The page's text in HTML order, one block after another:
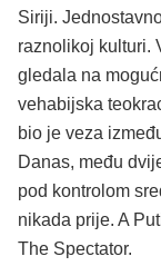
Siriji.
raznolikoj kulturi.
gledala na
vehabijska
bio je veza
Danas, među
pod kontrolom
nikada prije. A
The Spectator.